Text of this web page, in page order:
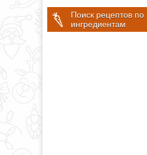
Поиск рецептов по
ингредиентам